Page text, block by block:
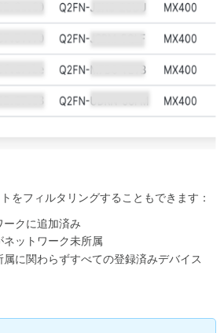
をフィルタリングすることもできます：
ークに追加済み
ネットワーク未所属
に関わらずすべての登録済みデバイス